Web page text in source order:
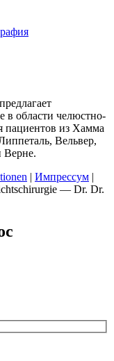
в области челюстно-
пациентов из Хамма
Вельвер,
Верне.
| Импрессум |
— Dr. Dr.